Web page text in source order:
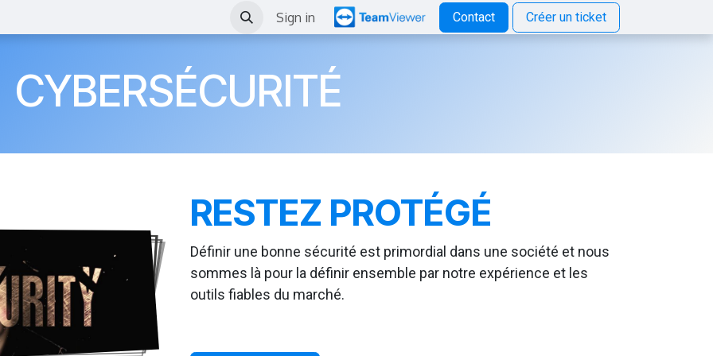
Sign in Contact Créer un ticket
CYBERSÉCURITÉ
RESTEZ PROTÉGÉ
Définir une bonne sécurité est primordial dans une société et nous
sommes là pour la définir ensemble par notre expérience et les
outils fiables du marché.